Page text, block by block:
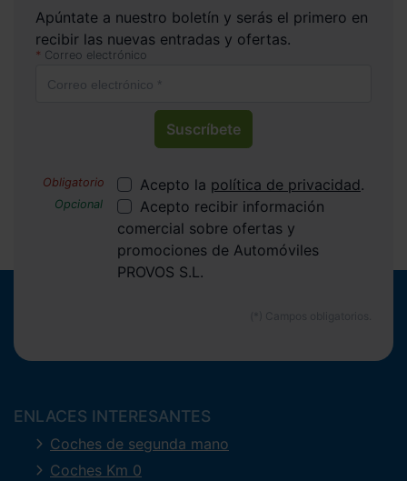
Apúntate a nuestro boletín y serás el primero en
recibir las nuevas entradas y ofertas.
Correo electrónico
Suscríbete
Acepto la política de privacidad.
Acepto recibir información
comercial sobre ofertas y
promociones de Automóviles
PROVOS S.L.
ENLACES INTERESANTES
Coches de segunda mano
Coches Km 0